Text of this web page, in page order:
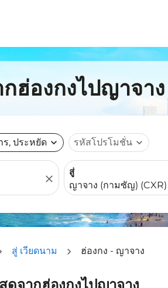
กฮ่องกงไปญาจา
ร, ประหยัด expand_more รหัสโปรโมชั่น expand_more
close
สู่
สู่ เวียดนาม ฮ่องกง - ญาจาง
ต้นทางและ/หรือปลายทาง) หรือเลือกวั